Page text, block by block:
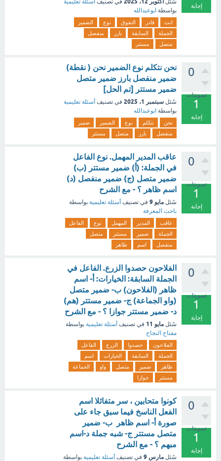
إجابة
سُئل في تصنيف أسئلة تعليمية
بواسطة ابوعبدالله
انت قادر التفوق نوع
الضمير
الجملة
السابقة بارز
منفصل
متصل
مستتر
0
تصويتات
1
إجابة
نحن نتكلم نوع الضمير نحن ( نقطة)
ضمير منفصل بارز ضمير متصل
ضمير مستتر [تم الحل]
سُئل سبتمبر 1، 2025 في تصنيف أسئلة تعليمية
بواسطة ابوعبدالله
نحن نتكلم نوع الضمير
ضمير
منفصل
بارز متصل مستتر
0
تصويتات
1
إجابة
عاقب المدير المهمل. نوع الفاعل
في الجملة: (أ) ضمير مستتر (ب)
ضمير متصل (ج) ضمير منفصل (د)
اسم ظاهر ؟ - مع الشرح
سُئل مايو 9 في تصنيف أسئلة تعليمية بواسطة
باحث المعرفة
عاقب المدير المهمل نوع
الفاعل
الجملة
ضمير مستتر
متصل
منفصل
اسم ظاهر
0
تصويتات
1
إجابة
الفلاحون حصدوا الزرع. الفاعل في
الجملة السابقة: الخيارات: أ- اسم
ظاهر (الفلاحون) ب- ضمير متصل
(واو الجماعة) ج- ضمير مستتر (هم)
د- ضمير مستتر جوازا ؟ - مع الشرح
سُئل مايو 11 في تصنيف أسئلة تعليمية بواسطة
مفتاح النجاح
الفلاحون حصدوا الزرع
الفاعل
الجملة
السابقة الخيارات
اسم
ظاهر
ضمير متصل واو
الجماعة
مستتر
جوازا
0
تصويتات
1
إجابة
كونوا متحابين ، سر متفائلا اسم
الفعل الناسخ فيما سبق جاء على
صورة أ- اسم ظاهر ب- ضمير
متصل مستتر ج- شبه جملة د-اسم
مبهم ؟ - مع الشرح
سُئل مارس 9 في تصنيف أسئلة تعليمية بواسطة